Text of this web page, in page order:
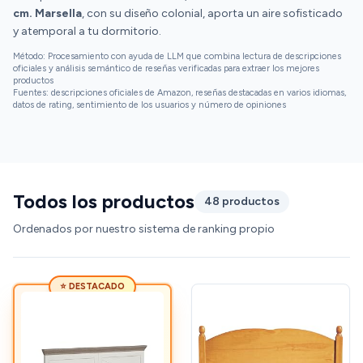
cm. Marsella, con su diseño colonial, aporta un aire sofisticado
y atemporal a tu dormitorio.
Método: Procesamiento con ayuda de LLM que combina lectura de descripciones
oficiales y análisis semántico de reseñas verificadas para extraer los mejores
productos
Fuentes: descripciones oficiales de Amazon, reseñas destacadas en varios idiomas,
datos de rating, sentimiento de los usuarios y número de opiniones
Todos los productos
48 productos
Ordenados por nuestro sistema de ranking propio
⭐ DESTACADO